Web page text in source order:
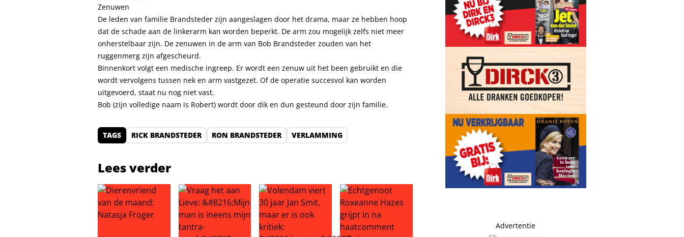
Zenuwen
De leden van familie Brandsteder zijn aangeslagen door het drama, maar ze hebben hoop
dat de schade aan de linkerarm kan worden beperkt. De arm zou mogelijk zelfs niet meer
onherstelbaar zijn. De zenuwen in de arm van Bob Brandsteder zouden van het
ruggenmerg zijn afgescheurd.
Binnenkort volgt een medische ingreep. Er wordt een zenuw uit het been gebruikt en die
wordt vervolgens tussen nek en arm vastgezet. Of de operatie succesvol kan worden
uitgevoerd, staat nu nog niet vast.
Bob (zijn volledige naam is Robert) wordt door dik en dun gesteund door zijn familie.
TAGS RICK BRANDSTEDER RON BRANDSTEDER VERLAMMING
Lees verder
Advertentie